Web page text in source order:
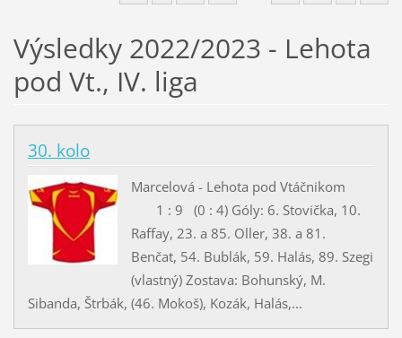
Výsledky 2022/2023 - Lehota
pod Vt., IV. liga
30. kolo
Marcelová - Lehota pod Vtáčnikom
1 : 9 (0 : 4) Góly: 6. Stovička, 10.
Raffay, 23. a 85. Oller, 38. a 81.
Benčat, 54. Bublák, 59. Halás, 89. Szegi
(vlastný) Zostava: Bohunský, M.
Sibanda, Štrbák, (46. Mokoš), Kozák, Halás,...